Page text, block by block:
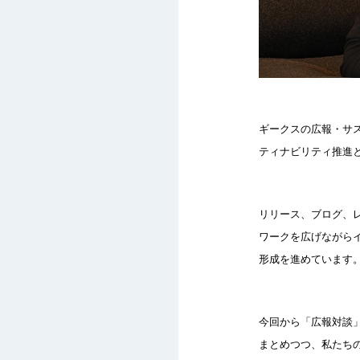
ギークスの広報・サ
ティナビリティ推進
リリース、ブログ、
ワークを広げながら
形成を進めています
今回から「広報対談
まとめつつ、私たち